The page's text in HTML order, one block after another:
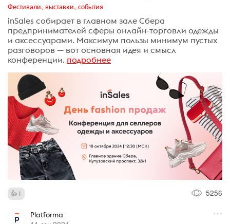
Фестивали, выставки, события
inSales собирает в главном зале Сбера
предпринимателей сферы онлайн-торговли одежды
и аксессуарами. Максимум пользы минимум пустых
разговоров — вот основная идея и смысл
конференции. подробнее
1 5256
Platforma